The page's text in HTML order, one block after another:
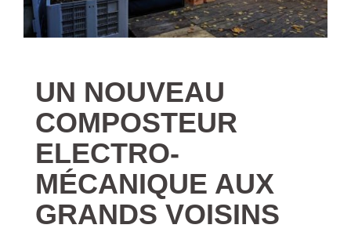
UN NOUVEAU
COMPOSTEUR
ELECTRO-
MÉCANIQUE AUX
GRANDS VOISINS